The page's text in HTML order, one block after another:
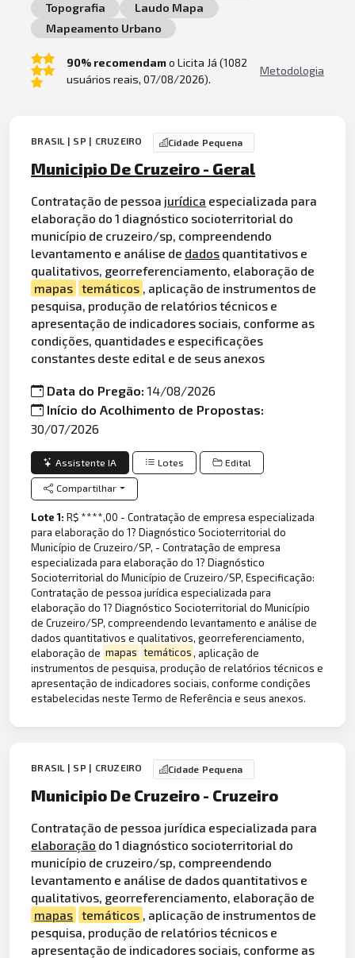
Topografia
Laudo Mapa
Mapeamento Urbano
90% recomendamo Licita Já (1082
usuários reais, 07/08/2026).
Metodologia
BRASIL | SP | CRUZEIRO Cidade Pequena
Municipio De Cruzeiro - Geral
Contratação de pessoa jurídica especializada para
elaboração do 1 diagnóstico socioterritorial do
município de cruzeiro/sp, compreendendo
levantamento e análise de dados quantitativos e
qualitativos, georreferenciamento, elaboração de
mapas temáticos , aplicação de instrumentos de
pesquisa, produção de relatórios técnicos e
apresentação de indicadores sociais, conforme as
condições, quantidades e especificações
constantes deste edital e de seus anexos
Data do Pregão:14/08/2026
Início do Acolhimento de Propostas:
30/07/2026
Assistente IA Lotes Edital
Compartilhar
Lote 1:R$ ****,00 - Contratação de empresa especializada
para elaboração do 1? Diagnóstico Socioterritorial do
Município de Cruzeiro/SP, - Contratação de empresa
especializada para elaboração do 1? Diagnóstico
Socioterritorial do Município de Cruzeiro/SP, Especificação:
Contratação de pessoa jurídica especializada para
elaboração do 1? Diagnóstico Socioterritorial do Município
de Cruzeiro/SP, compreendendo levantamento e análise de
dados quantitativos e qualitativos, georreferenciamento,
elaboração de mapas temáticos, aplicação de
instrumentos de pesquisa, produção de relatórios técnicos e
apresentação de indicadores sociais, conforme condições
estabelecidas neste Termo de Referência e seus anexos.
BRASIL | SP | CRUZEIRO Cidade Pequena
Municipio De Cruzeiro - Cruzeiro
Contratação de pessoa jurídica especializada para
elaboração do 1 diagnóstico socioterritorial do
município de cruzeiro/sp, compreendendo
levantamento e análise de dados quantitativos e
qualitativos, georreferenciamento, elaboração de
mapas temáticos , aplicação de instrumentos de
pesquisa, produção de relatórios técnicos e
apresentação de indicadores sociais, conforme as